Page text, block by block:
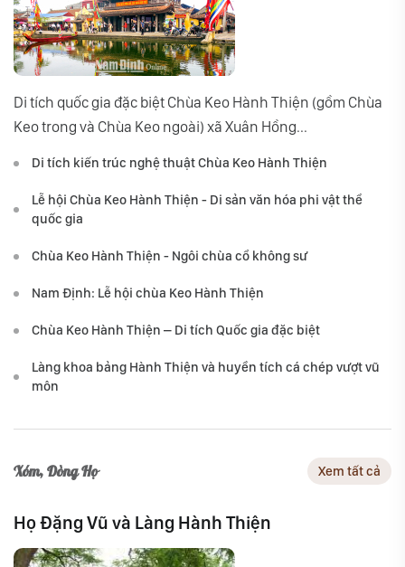
Di tích quốc gia đặc biệt Chùa Keo Hành Thiện (gồm Chùa
Keo trong và Chùa Keo ngoài) xã Xuân Hồng...
Di tích kiến trúc nghệ thuật Chùa Keo Hành Thiện
Lễ hội Chùa Keo Hành Thiện - Di sản văn hóa phi vật thể
quốc gia
Chùa Keo Hành Thiện - Ngôi chùa cổ không sư
Nam Định: Lễ hội chùa Keo Hành Thiện
Chùa Keo Hành Thiện – Di tích Quốc gia đặc biệt
Làng khoa bảng Hành Thiện và huyền tích cá chép vượt vũ
môn
Xóm, Dòng Họ Xem tất cả
Họ Đặng Vũ và Làng Hành Thiện